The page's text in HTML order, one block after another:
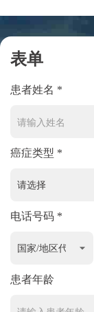
表单
患者姓名 *
癌症类型 *
电话号码 *
患者年龄